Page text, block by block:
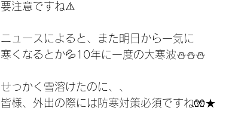
要注意ですね⚠️
ニュースによると、また明日から一気に
寒くなるとか💦10年に一度の大寒波⛄️⛄️⛄️
せっかく雪溶けたのに、、
皆様、外出の際には防寒対策必須ですね🧤★